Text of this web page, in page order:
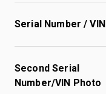
Serial Number / VIN
Second Serial
Number/VIN Photo